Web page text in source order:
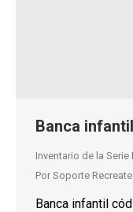
Banca
Inventario de la Serie
Por Soporte
Banca infantil